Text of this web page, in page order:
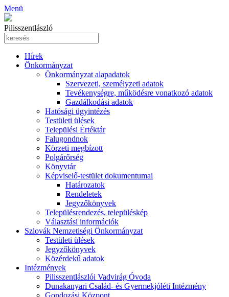
Menü
Pilisszentlászló
Hírek
Önkormányzat
Önkormányzat alapadatok
Szervezeti, személyzeti adatok
Tevékenységre, működésre vonatkozó adatok
Gazdálkodási adatok
Hatósági ügyintézés
Testületi ülések
Települési Értéktár
Falugondnok
Körzeti megbízott
Polgárőrség
Könyvtár
Képviselő-testület dokumentumai
Határozatok
Rendeletek
Jegyzőkönyvek
Településrendezés, településkép
Választási információk
Szlovák Nemzetiségi Önkormányzat
Testületi ülések
Jegyzőkönyvek
Közérdekű adatok
Intézmények
Pilisszentlászlói Vadvirág Óvoda
Dunakanyari Család- és Gyermekjóléti Intézmény
Gondozási Központ